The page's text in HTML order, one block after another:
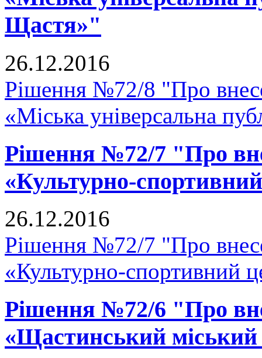
Щастя»"
26.12.2016
Рішення №72/8 "Про
«Міська універсальна
Рішення №72/7 "Про
«Культурно-
26.12.2016
Рішення №72/7 "Про
«Культурно-спортивний
Рішення №72/6 "Про
«Щастинський